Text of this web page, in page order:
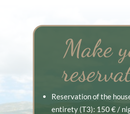
Make
Reservation of the
entirety (T3): 150 € /